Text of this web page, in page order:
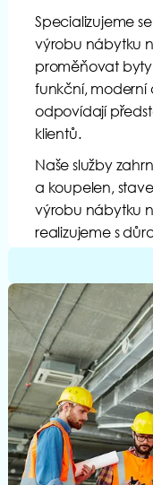
Specializujeme
výrobu nábytku
proměňovat
funkční, moderní
odpovídají
klientů.
Naše služby
a koupelen,
výrobu nábytku
realizujeme s
precizní
Zakládáme si
spolehlivosti a
celé spolupráce.
realizací
řešení, která
životnost.
Máte projekt na
nový interiér?